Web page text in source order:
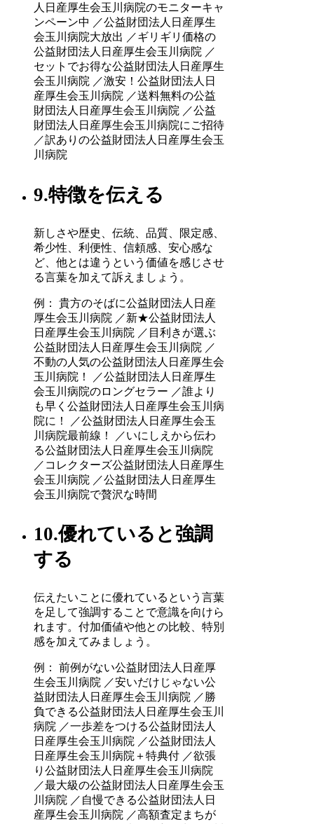
人日産厚生会玉川病院のモニターキャ
ンペーン中 ／公益財団法人日産厚生
会玉川病院大放出 ／ギリギリ価格の
公益財団法人日産厚生会玉川病院 ／
セットでお得な公益財団法人日産厚生
会玉川病院 ／激安！公益財団法人日
産厚生会玉川病院 ／送料無料の公益
財団法人日産厚生会玉川病院 ／公益
財団法人日産厚生会玉川病院にご招待
／訳ありの公益財団法人日産厚生会玉
川病院
9.特徴を伝える
新しさや歴史、伝統、品質、限定感、
希少性、利便性、信頼感、安心感な
ど、他とは違うという価値を感じさせ
る言葉を加えて訴えましょう。
例： 貴方のそばに公益財団法人日産
厚生会玉川病院 ／新★公益財団法人
日産厚生会玉川病院 ／目利きが選ぶ
公益財団法人日産厚生会玉川病院 ／
不動の人気の公益財団法人日産厚生会
玉川病院！ ／公益財団法人日産厚生
会玉川病院のロングセラー ／誰より
も早く公益財団法人日産厚生会玉川病
院に！ ／公益財団法人日産厚生会玉
川病院最前線！ ／いにしえから伝わ
る公益財団法人日産厚生会玉川病院
／コレクターズ公益財団法人日産厚生
会玉川病院 ／公益財団法人日産厚生
会玉川病院で贅沢な時間
10.優れていると強調
する
伝えたいことに優れているという言葉
を足して強調することで意識を向けら
れます。付加価値や他との比較、特別
感を加えてみましょう。
例： 前例がない公益財団法人日産厚
生会玉川病院 ／安いだけじゃない公
益財団法人日産厚生会玉川病院 ／勝
負できる公益財団法人日産厚生会玉川
病院 ／一歩差をつける公益財団法人
日産厚生会玉川病院 ／公益財団法人
日産厚生会玉川病院＋特典付 ／欲張
り公益財団法人日産厚生会玉川病院
／最大級の公益財団法人日産厚生会玉
川病院 ／自慢できる公益財団法人日
産厚生会玉川病院 ／高額査定まちが